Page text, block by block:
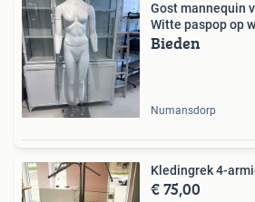
Gost mannequin
Witte paspop op
Bieden
Numansdorp
Kledingrek 4-
€ 75,00